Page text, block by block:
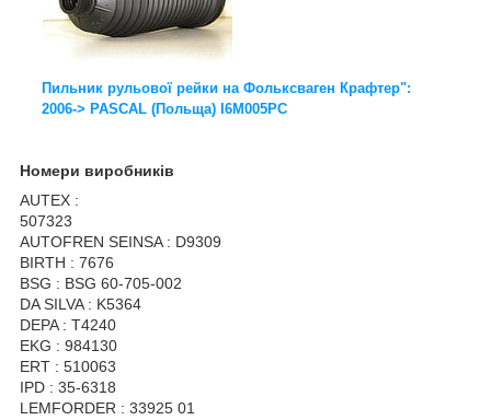
Пильник рульової рейки на Фольксваген Крафтер":
2006-> PASCAL (Польща) I6M005PC
Номери виробників
AUTEX :
507323
AUTOFREN SEINSA : D9309
BIRTH : 7676
BSG : BSG 60-705-002
DA SILVA : K5364
DEPA : T4240
EKG : 984130
ERT : 510063
IPD : 35-6318
LEMFORDER : 33925 01